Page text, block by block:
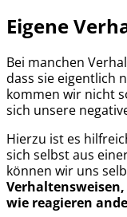
Eigene
Bei manchen
dass sie eigentlich
kommen wir nicht
sich unsere
Hierzu ist es
sich selbst aus
können wir uns
wie reagieren